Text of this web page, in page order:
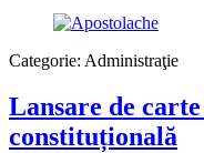
Categorie: Administraţie
Lansare de
constituțională